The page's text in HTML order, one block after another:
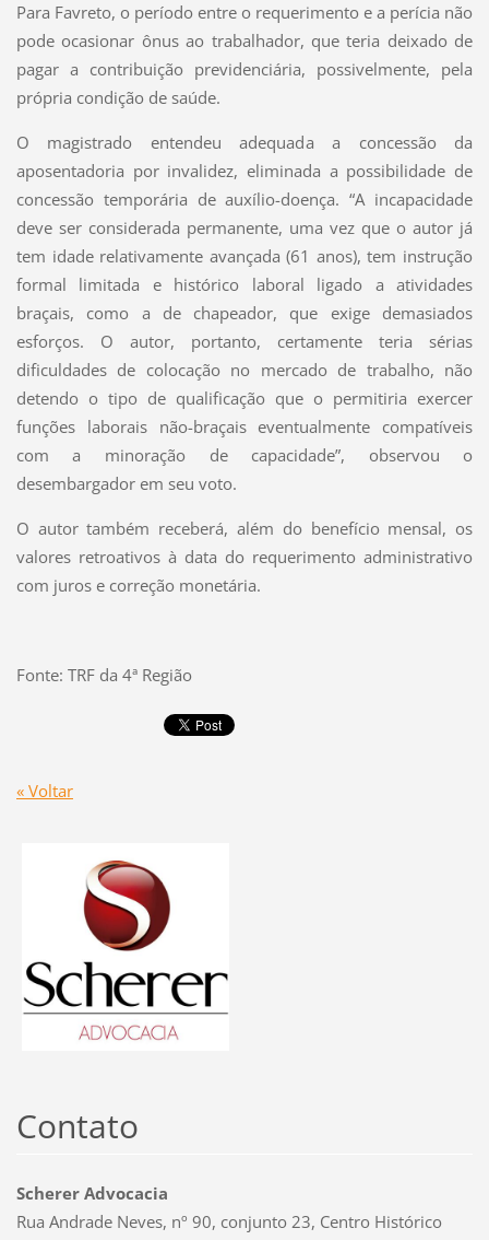
Para Favreto, o período entre o requerimento e a perícia não
pode ocasionar ônus ao trabalhador, que teria deixado de
pagar a contribuição previdenciária, possivelmente, pela
própria condição de saúde.
O magistrado entendeu adequada a concessão da
aposentadoria por invalidez, eliminada a possibilidade de
concessão temporária de auxílio-doença. “A incapacidade
deve ser considerada permanente, uma vez que o autor já
tem idade relativamente avançada (61 anos), tem instrução
formal limitada e histórico laboral ligado a atividades
braçais, como a de chapeador, que exige demasiados
esforços. O autor, portanto, certamente teria sérias
dificuldades de colocação no mercado de trabalho, não
detendo o tipo de qualificação que o permitiria exercer
funções laborais não-braçais eventualmente compatíveis
com a minoração de capacidade”, observou o
desembargador em seu voto.
O autor também receberá, além do benefício mensal, os
valores retroativos à data do requerimento administrativo
com juros e correção monetária.
Fonte: TRF da 4ª Região
« Voltar
Contato
Scherer Advocacia
Rua Andrade Neves, nº 90, conjunto 23, Centro Histórico